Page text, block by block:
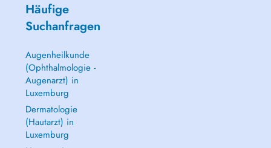
Häufige
Suchanfragen
Augenheilkunde
(Ophthalmologie -
Augenarzt) in
Luxemburg
Dermatologie
(Hautarzt) in
Luxemburg